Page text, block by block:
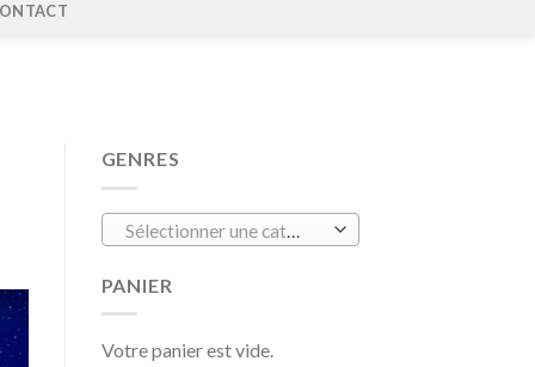
GENRES
Sélectionner une catégorie
PANIER
Votre panier est vide.